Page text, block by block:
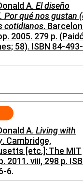
A. El diseño
Por qué nos gustan
cotidianos.
2005. 279 p.
58). ISBN 84-
A. Living with
. Cambridge,
[etc.]: The MIT
2011. viii, 298 p.
6.